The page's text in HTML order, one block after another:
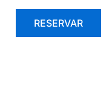
RESERVAR